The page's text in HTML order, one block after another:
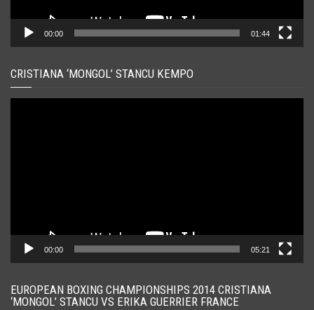
00:00 01:44
CRISTIANA ‘MONGOL’ STANCU KEMPO
00:00 05:21
EUROPEAN BOXING CHAMPIONSHIPS 2014 CRISTIANA
‘MONGOL’ STANCU VS ERIKA GUERRIER FRANCE